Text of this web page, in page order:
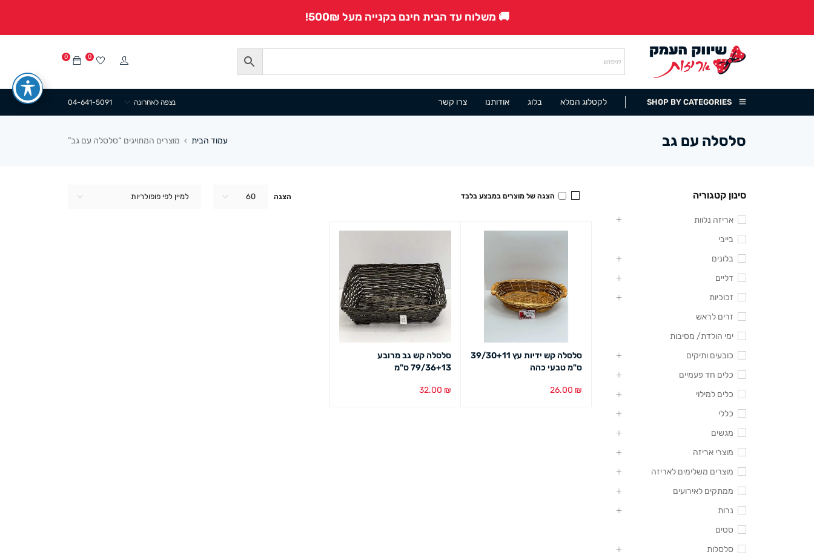
🚚 משלוח עד הבית חינם בקנייה מעל 500₪!
0 0
SHOP BY CATEGORIES לקטלוג המלא בלוג אודותנו צרו קשר 04-641-5091 נצפה לאחרונה
סלסלה עם גב עמוד הבית › מוצרים המתויגים “סלסלה עם גב”
סינון קטגוריה
אריזה נלוות
בייבי
בלונים
דליים
זכוכיות
זרים לראש
ימי הולדת/ מסיבות
כובעים ותיקים
כלים חד פעמיים
כלים למילוי
כללי
מגשים
מוצרי אריזה
מוצרים משלימים לאריזה
ממתקים לאירועים
נרות
סטים
סלסלות
למיין לפי פופולריות הצגה 60 הצגה של מוצרים במבצע בלבד
סלסלה קש ידיות עץ 39/30+11
ס"מ טבעי כהה
26.00 ₪
סלסלה קש גב מרובע
79/36+13 ס"מ
32.00 ₪